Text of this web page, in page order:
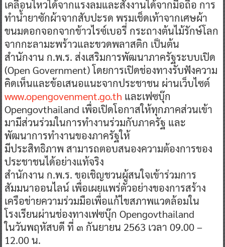
เคลื่อนไหวได้จากแรงลมและสั่งงานได้จากมือถือ การ
ทำน้ำยาซักผ้าจากสับปะรด พรมเช็ดเท้าจากเศษผ้า
ขนมดอกจอกจากข้าวไรซ์เบอรี่ กระถางต้นไม้รักษ์โลก
จากกะลามะพร้าวและขวดพลาสติก เป็นต้น
สำนักงาน ก.พ.ร. ส่งเสริมการพัฒนาภาครัฐระบบเปิด
(Open Government) โดยการเปิดช่องทางรับฟังความ
คิดเห็นและข้อเสนอแนะจากประชาชน ผ่านเว็บไซต์
www.opengovenment.go.th และเฟซบุ๊ก
Opengovthailand เพื่อเปิดโอกาสให้ทุกภาคส่วนเข้า
มามีส่วนร่วมในการทำงานร่วมกับภาครัฐ และ
พัฒนาการทำงานของภาครัฐให้
มีประสิทธิภาพ สามารถตอบสนองความต้องการของ
ประชาชนได้อย่างแท้จริง
สำนักงาน ก.พ.ร. ขอเชิญชวนผู้สนใจเข้าร่วมการ
สัมมนาออนไลน์ เพื่อเผยแพร่ตัวอย่างของการสร้าง
เครือข่ายความร่วมมือเพื่อแก้ไขสภาพแวดล้อมใน
โรงเรียนผ่านช่องทางเฟซบุ๊ก Opengovthailand
ในวันพฤหัสบดี ที่ ๓ กันยายน 2563 เวลา 09.00 –
12.00 น.